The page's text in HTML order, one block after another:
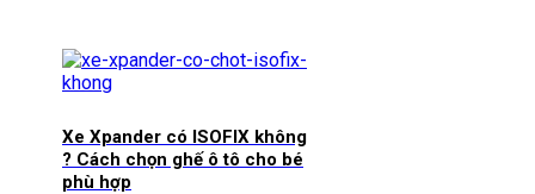
Xe Xpander có ISOFIX không
? Cách chọn ghế ô tô cho bé
phù hợp